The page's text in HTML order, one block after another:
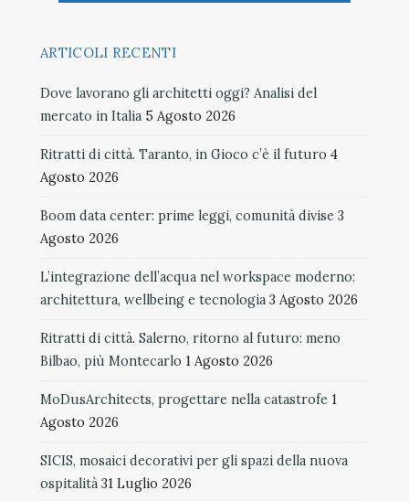
ARTICOLI RECENTI
Dove lavorano gli architetti oggi? Analisi del
mercato in Italia 5 Agosto 2026
Ritratti di città. Taranto, in Gioco c’è il futuro 4
Agosto 2026
Boom data center: prime leggi, comunità divise 3
Agosto 2026
L’integrazione dell’acqua nel workspace moderno:
architettura, wellbeing e tecnologia 3 Agosto 2026
Ritratti di città. Salerno, ritorno al futuro: meno
Bilbao, più Montecarlo 1 Agosto 2026
MoDusArchitects, progettare nella catastrofe 1
Agosto 2026
SICIS, mosaici decorativi per gli spazi della nuova
ospitalità 31 Luglio 2026